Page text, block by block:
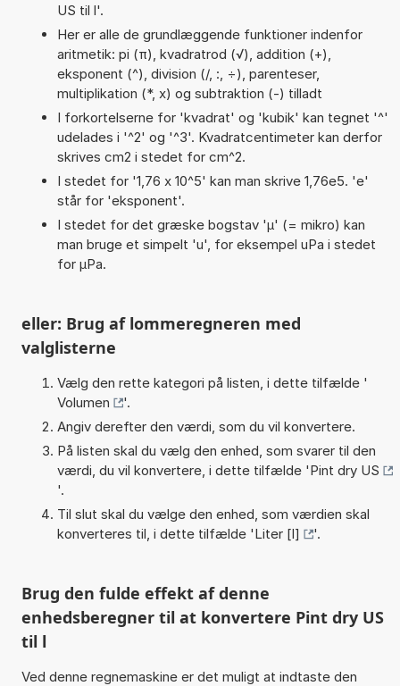
US til l'.
Her er alle de grundlæggende funktioner indenfor
aritmetik: pi (π), kvadratrod (√), addition (+),
eksponent (^), division (/, :, ÷), parenteser,
multiplikation (*, x) og subtraktion (-) tilladt
I forkortelserne for 'kvadrat' og 'kubik' kan tegnet '^'
udelades i '^2' og '^3'. Kvadratcentimeter kan derfor
skrives cm2 i stedet for cm^2.
I stedet for '1,76 x 10^5' kan man skrive 1,76e5. 'e'
står for 'eksponent'.
I stedet for det græske bogstav 'µ' (= mikro) kan
man bruge et simpelt 'u', for eksempel uPa i stedet
for µPa.
eller: Brug af lommeregneren med
valglisterne
Vælg den rette kategori på listen, i dette tilfælde '
Volumen
'.
Angiv derefter den værdi, som du vil konvertere.
På listen skal du vælg den enhed, som svarer til den
værdi, du vil konvertere, i dette tilfælde 'Pint dry US
'.
Til slut skal du vælge den enhed, som værdien skal
konverteres til, i dette tilfælde 'Liter [l] '.
Brug den fulde effekt af denne
enhedsberegner til at konvertere Pint dry US
til l
Ved denne regnemaskine er det muligt at indtaste den